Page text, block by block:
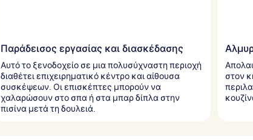
Παράδεισος εργασίας και διασκέδασης
Αυτό το ξενοδοχείο σε μια πολυσύχναστη περιοχή
διαθέτει επιχειρηματικό κέντρο και αίθουσα
συσκέψεων. Οι επισκέπτες μπορούν να
χαλαρώσουν στο σπα ή στα μπαρ δίπλα στην
πισίνα μετά τη δουλειά.
στον